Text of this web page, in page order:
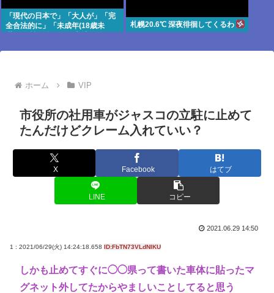
「現代の日本で」「大人が」「完
全合法的に」「未成年(18歳未
札幌20.6℃ 深夜徘徊してくるわ
ホーム VIP
市役所の社用車がジャスコの立駐に止めて
たんだけどクレーム入れていい？
X Facebook はてブ
LINE コピー
2021.06.29 14:50
1 : 2021/06/29(火) 14:24:18.658 ID:FbTN73VLdNIKU
しかも止めてすぐに◯◯県って書いた車体に貼ったマ
グネット外してたからやましいことしてると思う